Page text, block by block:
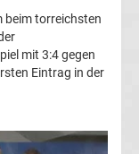
beim torreichsten
mit 3:4 gegen
Eintrag in der